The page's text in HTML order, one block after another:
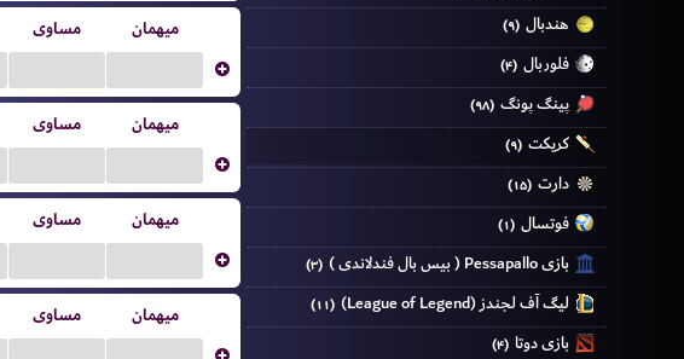
هندبال (۹)
فلوربال (۴)
پینگ پونگ (۹۸)
کریکت (۹)
دارت (۱۵)
فوتسال (۱)
بازی Pessapallo ( بیس بال فندلاندی ) (۳)
لیگ آف لجندز (League of Legend) (۱۱)
بازی دوتا (۴)
مساوی میهمان
مساوی میهمان
مساوی میهمان
مساوی میهمان